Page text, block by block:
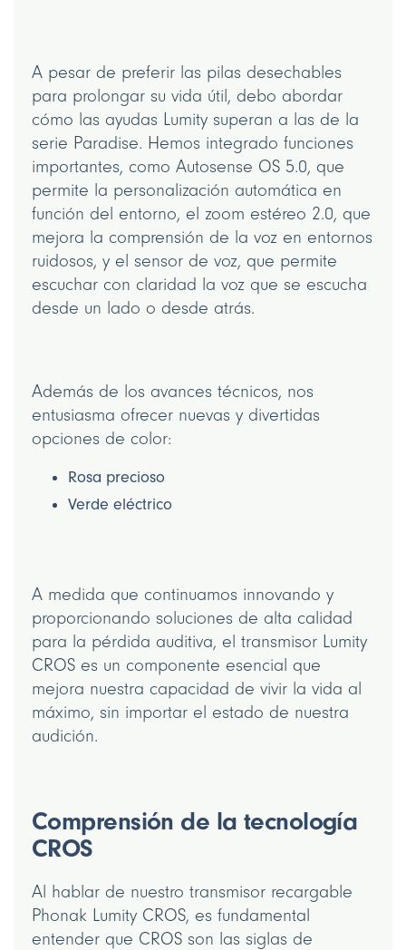
A pesar de preferir las pilas desechables
para prolongar su vida útil, debo abordar
cómo las ayudas Lumity superan a las de la
serie Paradise. Hemos integrado funciones
importantes, como Autosense OS 5.0, que
permite la personalización automática en
función del entorno, el zoom estéreo 2.0, que
mejora la comprensión de la voz en entornos
ruidosos, y el sensor de voz, que permite
escuchar con claridad la voz que se escucha
desde un lado o desde atrás.
Además de los avances técnicos, nos
entusiasma ofrecer nuevas y divertidas
opciones de color:
Rosa precioso
Verde eléctrico
A medida que continuamos innovando y
proporcionando soluciones de alta calidad
para la pérdida auditiva, el transmisor Lumity
CROS es un componente esencial que
mejora nuestra capacidad de vivir la vida al
máximo, sin importar el estado de nuestra
audición.
Comprensión de la tecnología
CROS
Al hablar de nuestro transmisor recargable
Phonak Lumity CROS, es fundamental
entender que CROS son las siglas de